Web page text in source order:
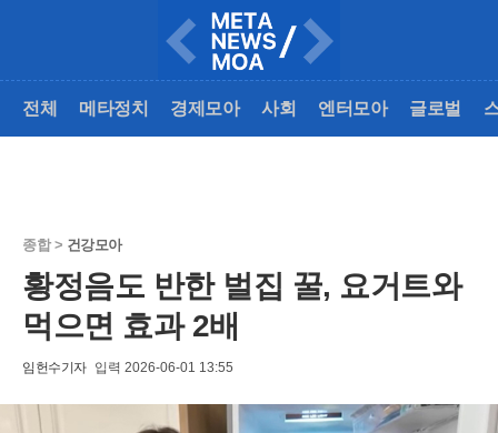
전체 메타정치 경제모아 사회 엔터모아 글로벌
종합 > 건강모아
황정음도 반한 벌집 꿀, 요거트와
먹으면 효과 2배
임헌수기자 입력 2026-06-01 13:55